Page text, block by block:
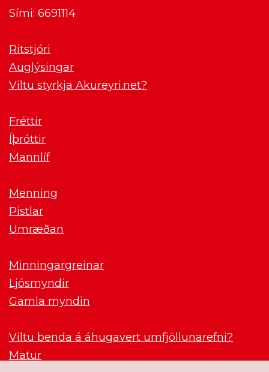
Sími: 6691114
Ritstjóri
Auglýsingar
Viltu styrkja Akureyri.net?
Fréttir
Íþróttir
Mannlíf
Menning
Pistlar
Umræðan
Minningargreinar
Ljósmyndir
Gamla myndin
Viltu benda á áhugavert umfjöllunarefni?
Matur